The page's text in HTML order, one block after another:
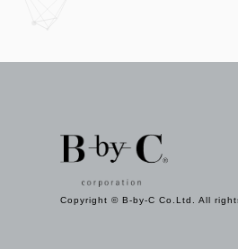
Copyright © B-by-C Co.Ltd. All